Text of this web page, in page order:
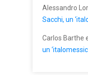
Alessandro
Sacchi, un
Carlos Barthe
un